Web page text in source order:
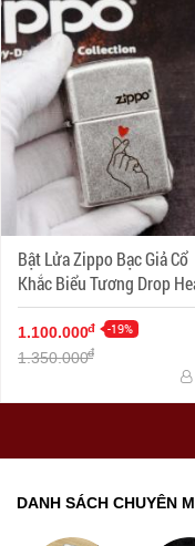
Bật Lửa Zippo Bạc Giả Cổ
Khắc Biểu Tương Drop
1.100.000đ -19%
1.350.000đ
DANH SÁCH CHUYÊN